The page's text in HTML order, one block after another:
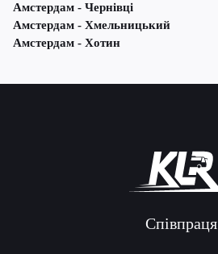
Амстердам - Чернівці
Амстердам - Хмельницький
Амстердам - Хотин
Співпраця